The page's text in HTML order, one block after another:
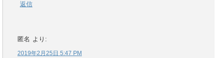
返信
匿名 より:
2019年2月25日 5:47 PM